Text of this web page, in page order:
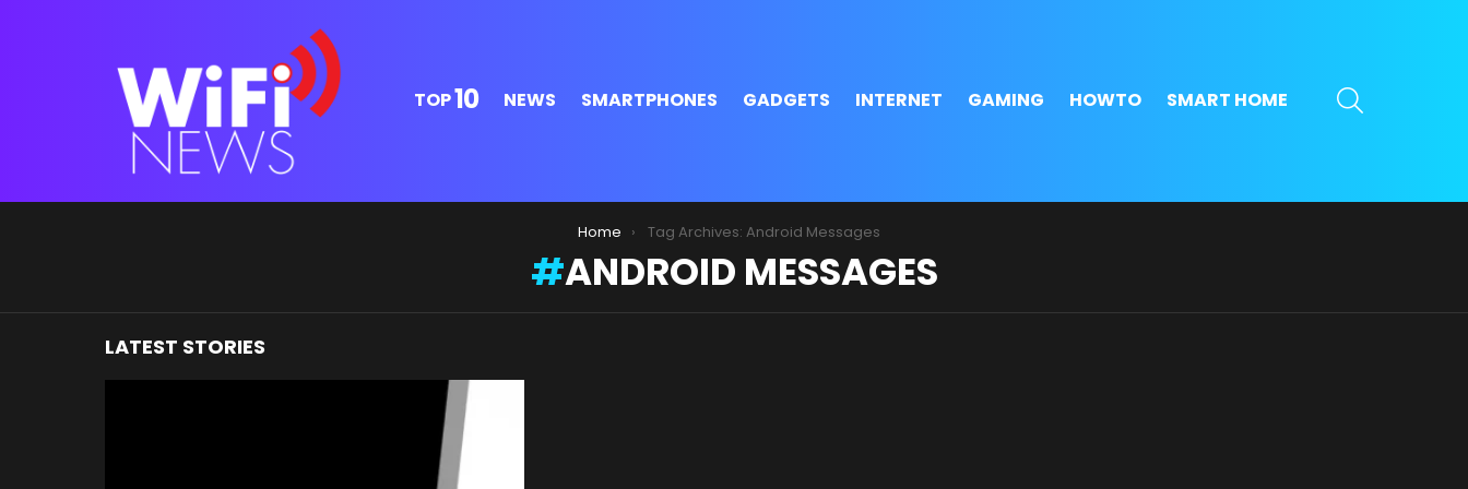
TOP10 NEWS SMARTPHONES GADGETS INTERNET GAMING HOWTO SMART HOME
Home Tag Archives: Android Messages
ANDROID MESSAGES
LATEST STORIES